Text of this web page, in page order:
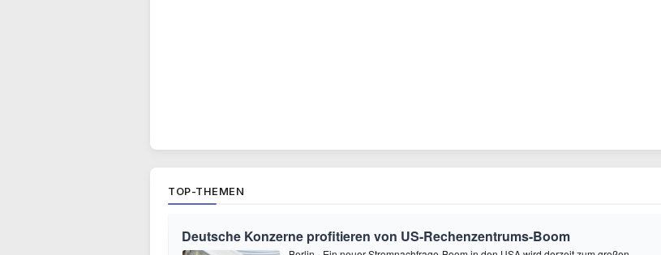
TOP-THEMEN
Deutsche Konzerne profitieren von US-Rechenzentrums-Boom